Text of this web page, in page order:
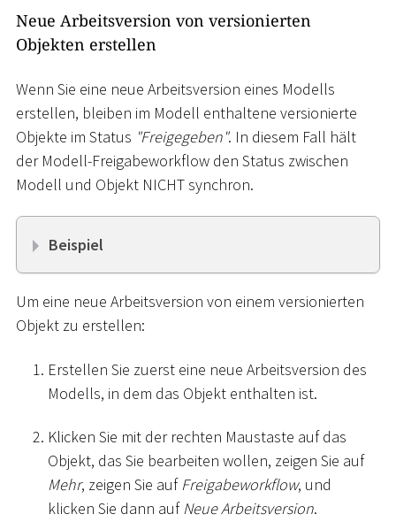
Neue Arbeitsversion von versionierten
Objekten erstellen
Wenn Sie eine neue Arbeitsversion eines Modells
erstellen, bleiben im Modell enthaltene versionierte
Objekte im Status "Freigegeben". In diesem Fall hält
der Modell-Freigabeworkflow den Status zwischen
Modell und Objekt NICHT synchron.
Beispiel
Um eine neue Arbeitsversion von einem versionierten
Objekt zu erstellen:
Erstellen Sie zuerst eine neue Arbeitsversion des
Modells, in dem das Objekt enthalten ist.
Klicken Sie mit der rechten Maustaste auf das
Objekt, das Sie bearbeiten wollen, zeigen Sie auf
Mehr, zeigen Sie aufFreigabeworkflow, und
klicken Sie dann aufNeue Arbeitsversion.